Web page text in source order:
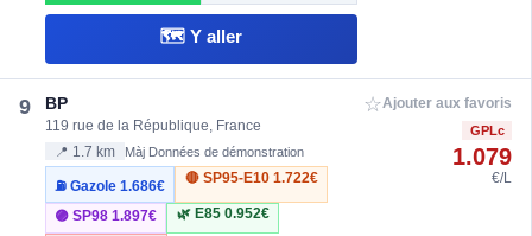
🗺️ Y aller
9 BP
119 rue de la République, France
📍 1.7 km Màj Données de démonstration
⛽ Gazole1.686€
🔴 SP95-E10 1.722€
🟣 SP981.897€ 🌿 E85 0.952€
☆Ajouter aux favoris
GPLc
1.079
€/L